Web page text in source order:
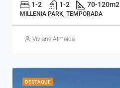
1-2 1-2 70-120m2
MILLENIA PARK, TEMPORADA
Viviane Almeida
DESTAQUE